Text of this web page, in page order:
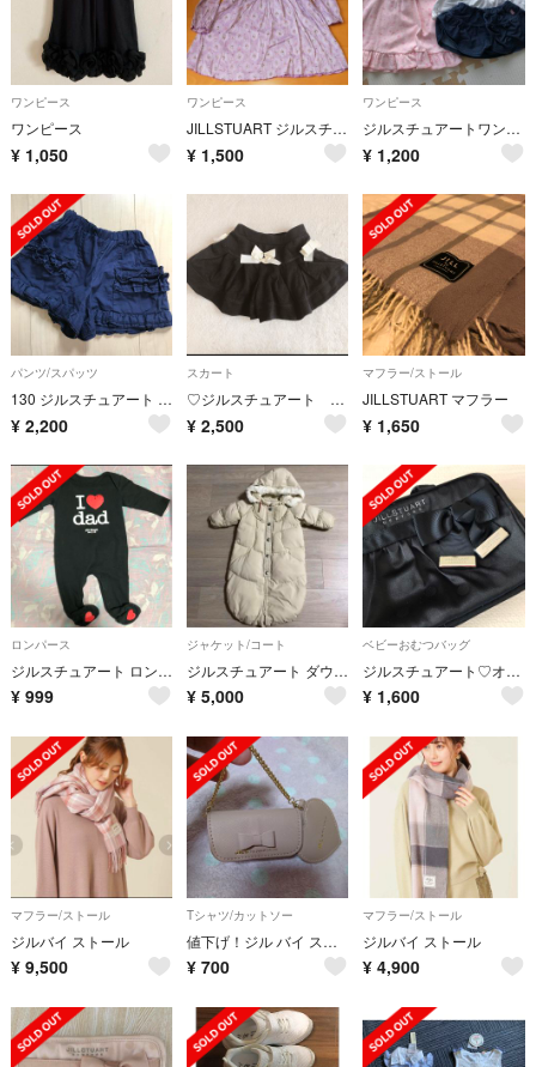
ワンピース
ワンピース
¥ 1,050
ワンピース
JILLSTUART ジルスチュアートワンピース ラベンダーカラー 130cm
¥ 1,500
ワンピース
ジルスチュアートワンピース 90セット
¥ 1,200
パンツ/スパッツ
130 ジルスチュアート ショートパンツ キュロット ネイビー
¥ 2,200
スカート
♡ジルスチュアート キュロット 100♡
¥ 2,500
マフラー/ストール
JILLSTUART マフラー
¥ 1,650
ロンパース
ジルスチュアート ロンパース
¥ 999
ジャケット/コート
ジルスチュアート ダウン ジャンプスーツ
¥ 5,000
ベビーおむつバッグ
ジルスチュアート♡オムツポーチ
¥ 1,600
マフラー/ストール
ジルバイ ストール
¥ 9,500
Tシャツ/カットソー
値下げ！ジル バイ スチュアート リップケース ミラー付
¥ 700
マフラー/ストール
ジルバイ ストール
¥ 4,900